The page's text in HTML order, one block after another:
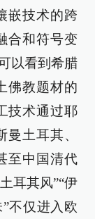
嵌技术的跨
合和符号变
以看到希腊
佛教题材的
技术通过耶
土耳其、
至中国清代
耳其风”“伊
不仅进入欧